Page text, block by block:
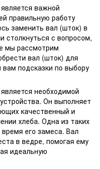
важной
правильную работу
заменить вал (шток) в
столкнуться с вопросом,
мы рассмотрим
вал (шток) для
подсказки по выбору
необходимой
Он выполняет
качественный и
хлеба. Одна из таких
его замеса. Вал
в ведре, помогая ему
идеальную